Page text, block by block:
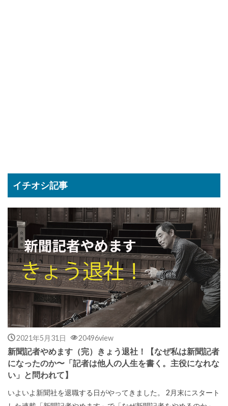
イチオシ記事
2021年5月31日 20496view
新聞記者やめます（完）きょう退社！【なぜ私は新聞記者
になったのか〜「記者は他人の人生を書く。主役になれな
い」と問われて】
いよいよ新聞社を退職する日がやってきました。 2月末にスタート